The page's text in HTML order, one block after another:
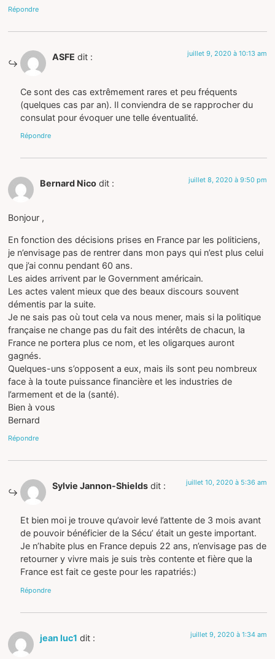
Répondre
ASFE dit : juillet 9, 2020 à 10:13 am
Ce sont des cas extrêmement rares et peu fréquents
(quelques cas par an). Il conviendra de se rapprocher du
consulat pour évoquer une telle éventualité.
Répondre
Bernard Nico dit : juillet 8, 2020 à 9:50 pm
Bonjour ,
En fonction des décisions prises en France par les politiciens,
je n’envisage pas de rentrer dans mon pays qui n’est plus celui
que j’ai connu pendant 60 ans.
Les aides arrivent par le Government américain.
Les actes valent mieux que des beaux discours souvent
démentis par la suite.
Je ne sais pas où tout cela va nous mener, mais si la politique
française ne change pas du fait des intérêts de chacun, la
France ne portera plus ce nom, et les oligarques auront
gagnés.
Quelques-uns s’opposent a eux, mais ils sont peu nombreux
face à la toute puissance financière et les industries de
l’armement et de la (santé).
Bien à vous
Bernard
Répondre
Sylvie Jannon-Shields dit : juillet 10, 2020 à 5:36 am
Et bien moi je trouve qu’avoir levé l’attente de 3 mois avant
de pouvoir bénéficier de la Sécu’ était un geste important.
Je n’habite plus en France depuis 22 ans, n’envisage pas de
retourner y vivre mais je suis très contente et fière que la
France est fait ce geste pour les rapatriés:)
Répondre
jean luc1 dit : juillet 9, 2020 à 1:34 am